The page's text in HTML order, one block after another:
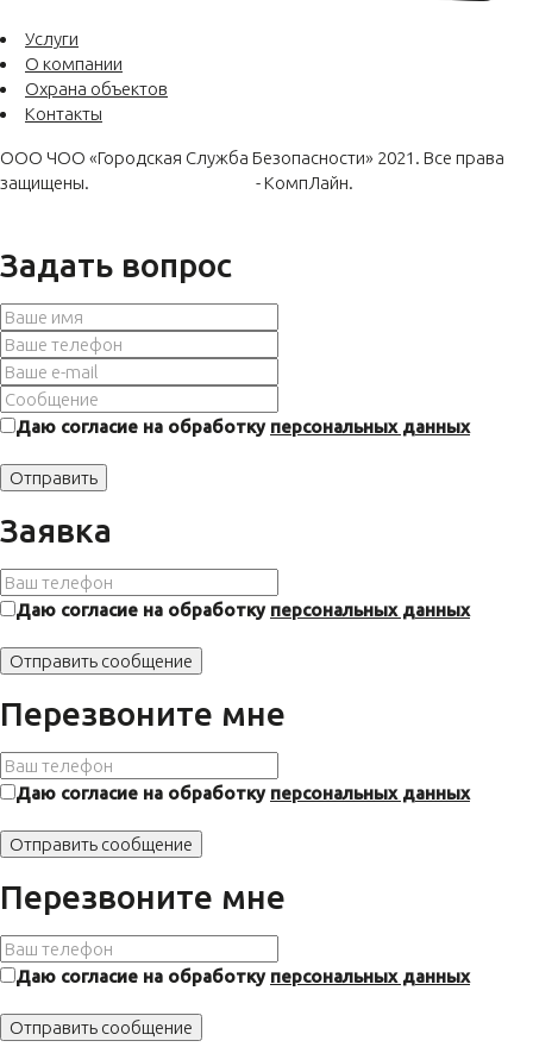
Услуги
О компании
Охрана объектов
Контакты
ООО ЧОО «Городская Служба Безопасности» 2021. Все права
защищены.
- КомпЛайн.
Задать вопрос
Даю согласие на обработку персональных данных
Заявка
Даю согласие на обработку персональных данных
Перезвоните мне
Даю согласие на обработку персональных данных
Перезвоните мне
Даю согласие на обработку персональных данных